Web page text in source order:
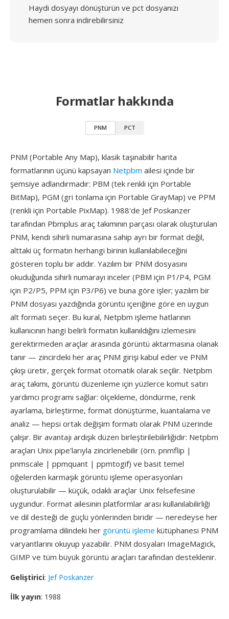
Haydi dosyayı dönüştürün ve pct dosyanızı
hemen sonra indirebilirsiniz
Formatlar hakkında
PNM PCT
PNM (Portable Any Map), klasik taşınabilir harita
formatlarının üçünü kapsayan Netpbm ailesi içinde bir
şemsiye adlandırmadır: PBM (tek renkli için Portable
BitMap), PGM (gri tonlama için Portable GrayMap) ve PPM
(renkli için Portable PixMap). 1988'de Jef Poskanzer
tarafından Pbmplus araç takımının parçası olarak oluşturulan
PNM, kendi sihirli numarasına sahip ayrı bir format değil,
alttaki üç formatın herhangi birinin kullanılabileceğini
gösteren toplu bir addır. Yazılım bir PNM dosyasını
okuduğunda sihirli numarayı inceler (PBM için P1/P4, PGM
için P2/P5, PPM için P3/P6) ve buna göre işler; yazılım bir
PNM dosyası yazdığında görüntü içeriğine göre en uygun
alt formatı seçer. Bu kural, Netpbm işleme hatlarının
kullanıcının hangi belirli formatın kullanıldığını izlemesini
gerektirmeden araçlar arasında görüntü aktarmasına olanak
tanır — zincirdeki her araç PNM girişi kabul eder ve PNM
çıkışı üretir, gerçek format otomatik olarak seçilir. Netpbm
araç takımı, görüntü düzenleme için yüzlerce komut satırı
yardımcı programı sağlar: ölçekleme, döndürme, renk
ayarlama, birleştirme, format dönüştürme, kuantalama ve
analiz — hepsi ortak değişim formatı olarak PNM üzerinde
çalışır. Bir avantajı ardışık düzen birleştirilebilirliğidir: Netpbm
araçları Unix pipe'larıyla zincirlenebilir (örn. pnmflip |
pnmscale | ppmquant | ppmtogif) ve basit temel
öğelerden karmaşık görüntü işleme operasyonları
oluşturulabilir — küçük, odaklı araçlar Unix felsefesine
uygundur. Format ailesinin platformlar arası kullanılabilirliği
ve dil desteği de güçlü yönlerinden biridir — neredeyse her
programlama dilindeki her görüntü işleme kütüphanesi PNM
varyantlarını okuyup yazabilir. PNM dosyaları ImageMagick,
GIMP ve tüm büyük görüntü araçları tarafından desteklenir.
Geliştirici: Jef Poskanzer
İlk yayın: 1988